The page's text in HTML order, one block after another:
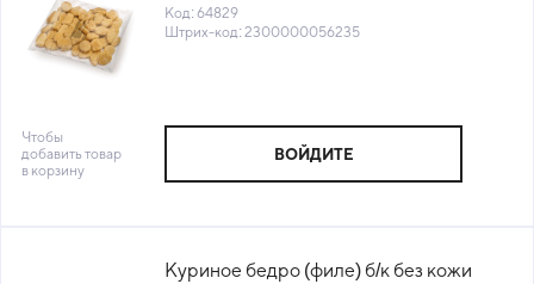
(1010722680) (КОД 64829) (-18°С)
Код: 64829
Штрих-код: 2300000056235
Чтобы
добавить товар
в корзину
ВОЙДИТЕ
Куриное бедро (филе) б/к без кожи